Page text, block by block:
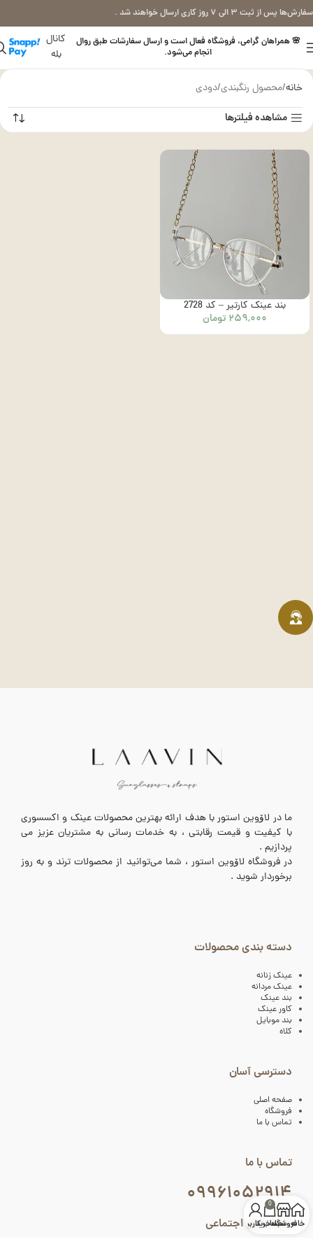
سفارش‌ها پس از ثبت ۳ الی ۷ روز کاری ارسال خواهند شد .
🌸 همراهان گرامی، فروشگاه فعال است و ارسال سفارشات طبق روال
انجام می‌شود.
کانال
بله
خانه محصول رنگبندی دودی
مشاهده فیلترها
بند عینک کارتیر – کد 2728
۲۵۹,۰۰۰ تومان
ما در لاۆوین استور با هدف ارائه بهترین محصولات عینک و اکسسوری
با کیفیت و قیمت رقابتی ، به خدمات رسانی به مشتریان عزیز می
پردازیم .
در فروشگاه لاۆوین استور ، شما می‌توانید از محصولات ترند و به روز
برخوردار شوید .
دسته بندی محصولات
عینک زنانه
عینک مردانه
بند عینک
کاور عینک
بند موبایل
کلاه
دسترسی آسان
صفحه اصلی
فروشگاه
تماس با ما
تماس با ما
۰۹۹۶۱۰۵۲۹۱۴
شبکه های اجتماعیخانهفروشگاه
0
سبد خرید
حساب کاربری من